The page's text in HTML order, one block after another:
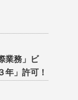
業務」ビ
年」許可！